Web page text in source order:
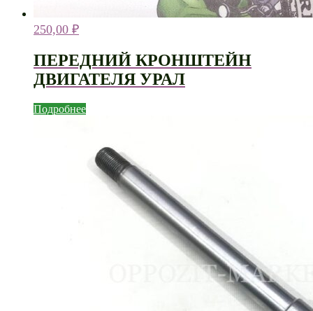
250,00 ₽
ПЕРЕДНИЙ КРОНШТЕЙН
ДВИГАТЕЛЯ УРАЛ
Подробнее